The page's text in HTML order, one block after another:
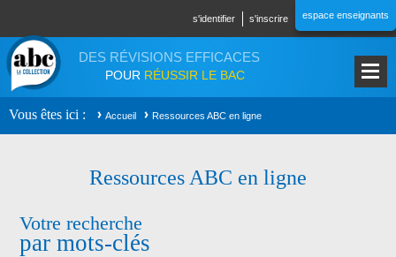
s'identifier s'inscrire espace enseignants
DES RÉVISIONS EFFICACES
POUR RÉUSSIR LE BAC
Vous êtes ici Accueil Ressources ABC en ligne
Ressources ABC en ligne
Votre recherche
par mots-clés